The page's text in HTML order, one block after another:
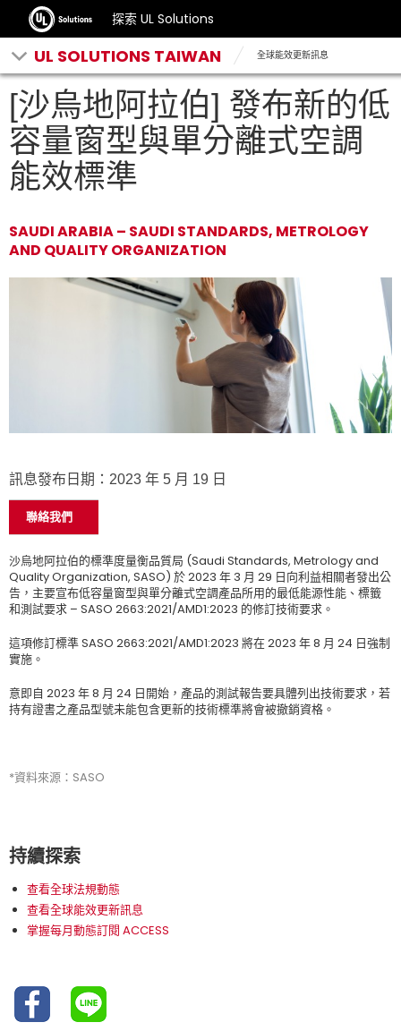
探索 UL Solutions
UL SOLUTIONS TAIWAN 全球能效更新訊息
[沙烏地阿拉伯] 發布新的低
容量窗型與單分離式空調
能效標準
SAUDI ARABIA – SAUDI STANDARDS, METROLOGY
AND QUALITY ORGANIZATION
訊息發布日期：2023 年 5 月 19 日
聯絡我們
沙烏地阿拉伯的標準度量衡品質局 (Saudi Standards, Metrology and
Quality Organization, SASO) 於 2023 年 3 月 29 日向利益相關者發出公
告，主要宣布低容量窗型與單分離式空調產品所用的最低能源性能、標籤
和測試要求 – SASO 2663:2021/AMD1:2023 的修訂技術要求。
這項修訂標準 SASO 2663:2021/AMD1:2023 將在 2023 年 8 月 24 日強制
實施。
意即自 2023 年 8 月 24 日開始，產品的測試報告要具體列出技術要求，若
持有證書之產品型號未能包含更新的技術標準將會被撤銷資格。
*資料來源：SASO
持續探索
查看全球法規動態
查看全球能效更新訊息
掌握每月動態訂閱 ACCESS